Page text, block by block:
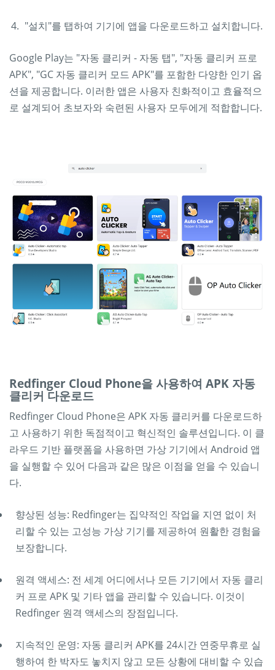
"설치"를 탭하여 기기에 앱을 다운로드하고 설치합니다.
Google Play는 "자동 클리커 - 자동 탭", "자동 클리커 프로
APK", "GC 자동 클리커 모드 APK"를 포함한 다양한 인기 옵
션을 제공합니다. 이러한 앱은 사용자 친화적이고 효율적으
로 설계되어 초보자와 숙련된 사용자 모두에게 적합합니다.
Redfinger Cloud Phone을 사용하여 APK 자동
클리커 다운로드
Redfinger Cloud Phone은 APK 자동 클리커를 다운로드하
고 사용하기 위한 독점적이고 혁신적인 솔루션입니다. 이 클
라우드 기반 플랫폼을 사용하면 가상 기기에서 Android 앱
을 실행할 수 있어 다음과 같은 많은 이점을 얻을 수 있습니
다.
향상된 성능: Redfinger는 집약적인 작업을 지연 없이 처
리할 수 있는 고성능 가상 기기를 제공하여 원활한 경험을
보장합니다.
원격 액세스: 전 세계 어디에서나 모든 기기에서 자동 클리
커 프로 APK 및 기타 앱을 관리할 수 있습니다. 이것이
Redfinger 원격 액세스의 장점입니다.
지속적인 운영: 자동 클리커 APK를 24시간 연중무휴로 실
행하여 한 박자도 놓치지 않고 모든 상황에 대비할 수 있습